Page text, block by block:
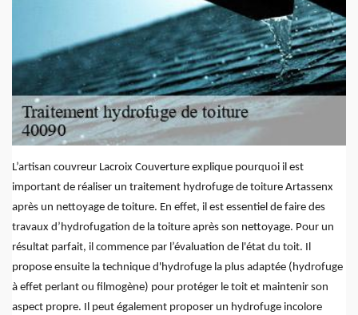
L’artisan couvreur Lacroix Couverture explique pourquoi il est
important de réaliser un traitement hydrofuge de toiture Artassenx
après un nettoyage de toiture. En effet, il est essentiel de faire des
travaux d’hydrofugation de la toiture après son nettoyage. Pour un
résultat parfait, il commence par l’évaluation de l'état du toit. Il
propose ensuite la technique d'hydrofuge la plus adaptée (hydrofuge
à effet perlant ou filmogène) pour protéger le toit et maintenir son
aspect propre. Il peut également proposer un hydrofuge incolore